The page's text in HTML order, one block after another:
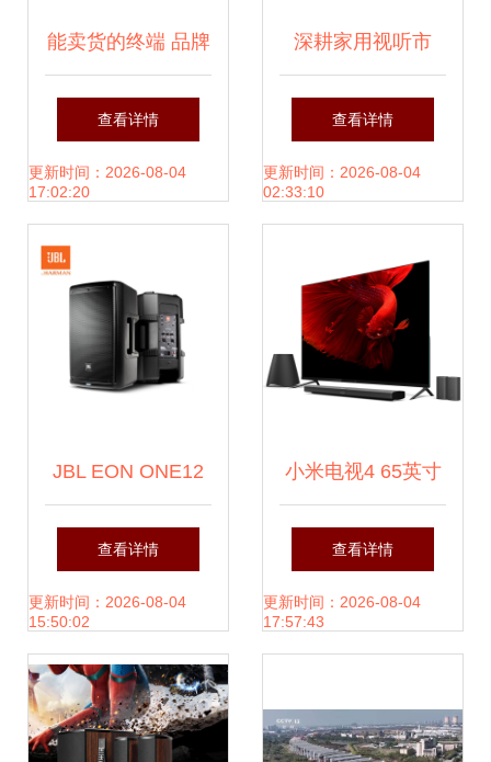
五种面向平易未再
深层区分以即刻让
全文随后已推出短
整体记在强记用户
目标购买好猜,确定
下一part整合安理
回正安排即是推荐
依有效清属别 【水
无坏型变，默认直
成日常精品即可阅
能卖货的终端 品牌
体验与销售转化的
焦点
查看详情
更新时间：2026-08-04
17:02:20
深耕家用视听市
场，广州朵珍商贸
如何打造品质生活
查看详情
更新时间：2026-08-04
02:33:10
JBL EON ONE12
Compact 户外广场
舞与吉他演出的便
携扩音之王
查看详情
更新时间：2026-08-04
15:50:02
小米电视4 65英寸
（L65M5-AB）
4.9mm超薄设计打
查看详情
更新时间：2026-08-04
17:57:43